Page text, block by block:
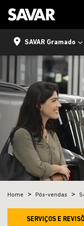
SAVAR Gramado
Home Pós-vendas
SERVIÇOS E